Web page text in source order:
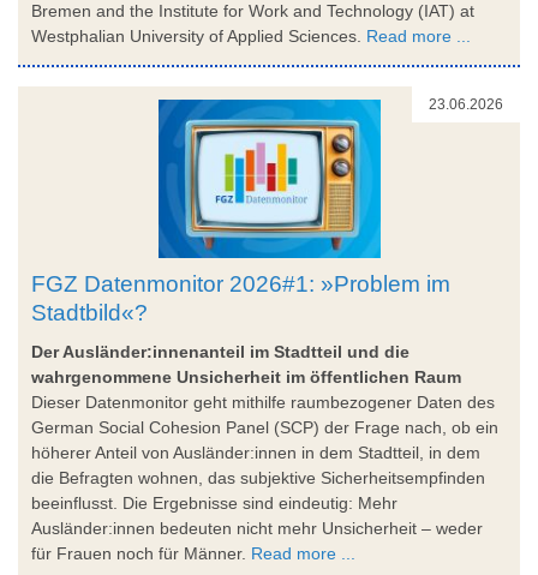
Bremen and the Institute for Work and Technology (IAT) at
Westphalian University of Applied Sciences. Read more ...
23.06.2026
FGZ Datenmonitor 2026#1: »Problem im
Stadtbild«?
Der Ausländer:innenanteil im Stadtteil und die
wahrgenommene Unsicherheit im öffentlichen Raum
Dieser Datenmonitor geht mithilfe raumbezogener Daten des
German Social Cohesion Panel (SCP) der Frage nach, ob ein
höherer Anteil von Ausländer:innen in dem Stadtteil, in dem
die Befragten wohnen, das subjektive Sicherheitsempfinden
beeinflusst. Die Ergebnisse sind eindeutig: Mehr
Ausländer:innen bedeuten nicht mehr Unsicherheit – weder
für Frauen noch für Männer. Read more ...